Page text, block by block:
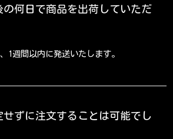
の何日で商品を出荷していただ
1週間以内に発送いたします。
せずに注文することは可能でし